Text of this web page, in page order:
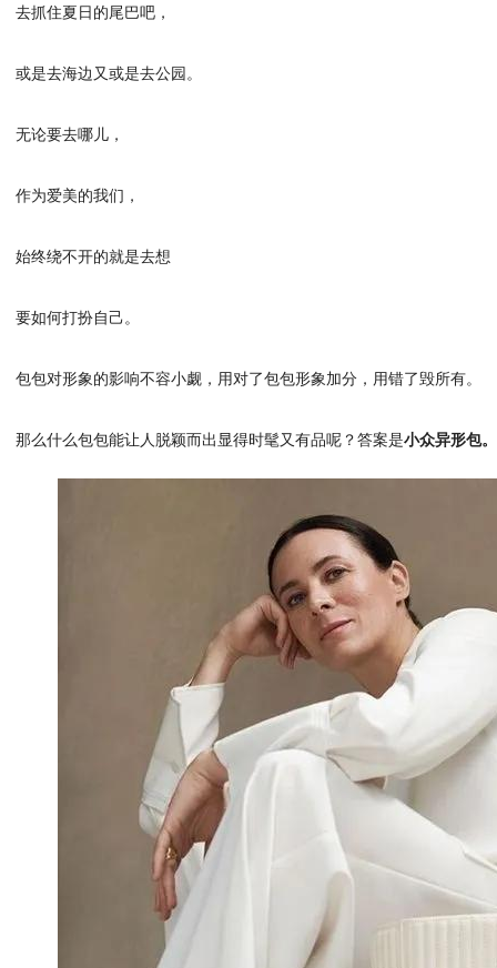
去抓住夏日的尾巴吧，
或是去海边又或是去公园。
无论要去哪儿，
作为爱美的我们，
始终绕不开的就是去想
要如何打扮自己。
包包对形象的影响不容小觑，用对了包包形象加分，用错了毁所有。
那么什么包包能让人脱颖而出显得时髦又有品呢？答案是小众异形包。